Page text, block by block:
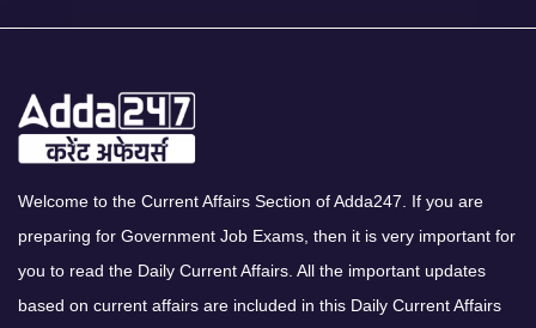
Welcome to the Current Affairs Section of Adda247. If you are
preparing for Government Job Exams, then it is very important for
you to read the Daily Current Affairs. All the important updates
based on current affairs are included in this Daily Current Affairs